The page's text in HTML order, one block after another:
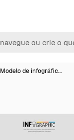
Modelo de infográfic…